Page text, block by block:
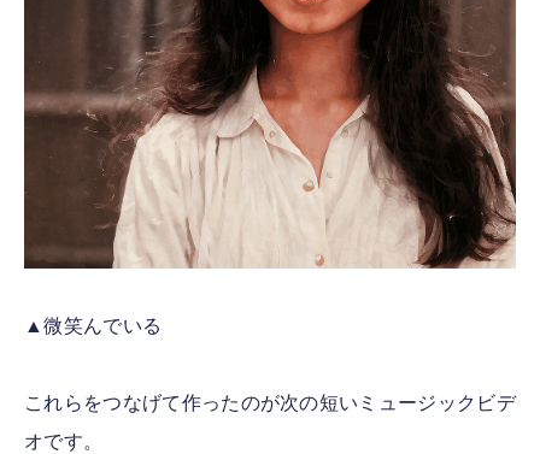
▲微笑んでいる
これらをつなげて作ったのが次の短いミュージックビデ
オです。